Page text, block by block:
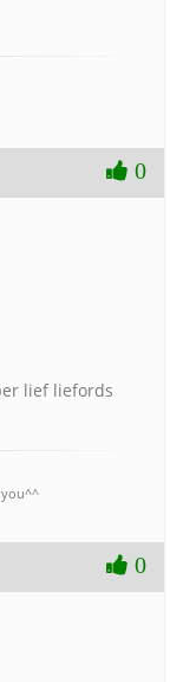
0
lief liefords
you^^
0